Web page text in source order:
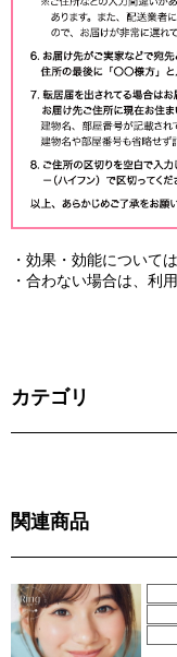
・効果・効能について
・合わない場合は、利
カテゴリ
関連商品